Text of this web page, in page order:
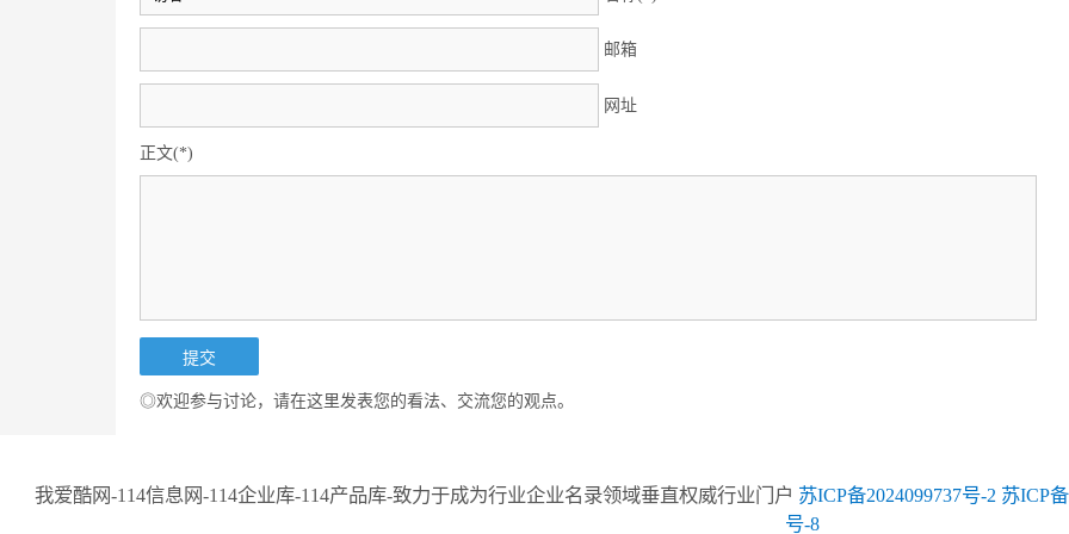
邮箱
网址
正文(*)
◎欢迎参与讨论，请在这里发表您的看法、交流您的观点。
我爱酷网-114信息网-114企业库-114产品库-致力于成为行业企业名录领域垂直权威行业门户 苏ICP备2024099737号-2 苏ICP
号-8